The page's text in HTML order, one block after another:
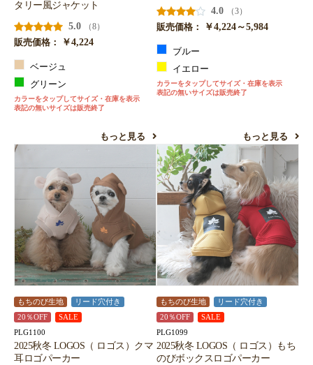
タリー風ジャケット
5.0
（8）
販売価格：
￥4,224
ベージュ
グリーン
カラーをタップしてサイズ・在庫を表示
表記の無いサイズは販売終了
もっと見る
4.0
（3）
販売価格：
￥4,224～5,984
ブルー
イエロー
カラーをタップしてサイズ・在庫を表示
表記の無いサイズは販売終了
もっと見る
もちのび生地
リード穴付き
20％OFF
SALE
PLG1100
2025秋冬 LOGOS（ ロゴス）クマ
耳ロゴパーカー
もちのび生地
リード穴付き
20％OFF
SALE
PLG1099
2025秋冬 LOGOS（ ロゴス）もち
のびボックスロゴパーカー